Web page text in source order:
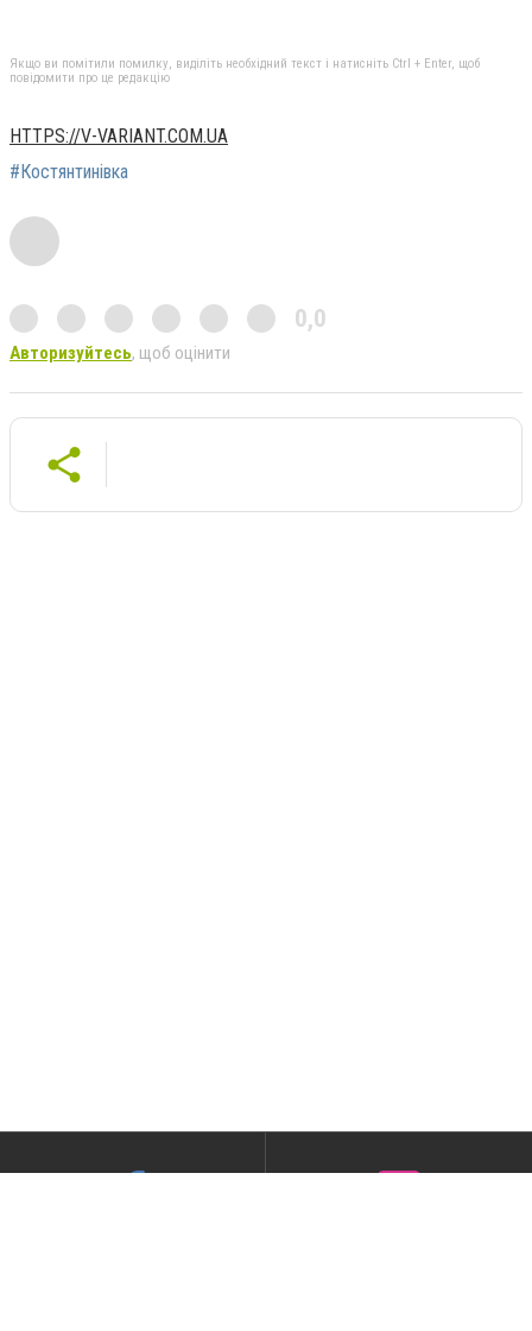
Якщо ви помітили помилку, виділіть необхідний текст і натисніть Ctrl + Enter, щоб
повідомити про це редакцію
HTTPS://V-VARIANT.COM.UA
#Костянтинівка
0,0
Авторизуйтесь, щоб оцінити